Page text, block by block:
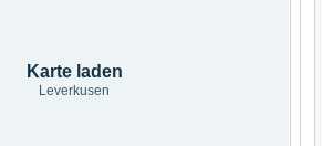
Karte laden
Leverkusen